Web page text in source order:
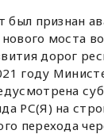
был признан
моста
дорог
году
РС(Я) на
перехода